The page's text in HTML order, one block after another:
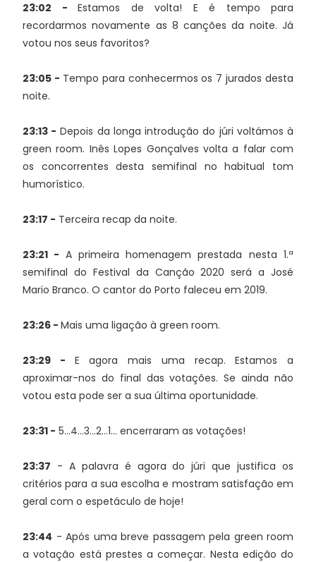
23:02 - Estamos de volta! E é tempo para
recordarmos novamente as 8 canções da noite. Já
votou nos seus favoritos?
23:05 - Tempo para conhecermos os 7 jurados desta
noite.
23:13 - Depois da longa introdução do júri voltámos à
green room. Inês Lopes Gonçalves volta a falar com
os concorrentes desta semifinal no habitual tom
humorístico.
23:17 - Terceira recap da noite.
23:21 - A primeira homenagem prestada nesta 1.ª
semifinal do Festival da Canção 2020 será a José
Mario Branco. O cantor do Porto faleceu em 2019.
23:26 - Mais uma ligação à green room.
23:29 - E agora mais uma recap. Estamos a
aproximar-nos do final das votações. Se ainda não
votou esta pode ser a sua última oportunidade.
23:31 - 5...4...3...2...1... encerraram as votações!
23:37 - A palavra é agora do júri que justifica os
critérios para a sua escolha e mostram satisfação em
geral com o espetáculo de hoje!
23:44 - Após uma breve passagem pela green room
a votação está prestes a começar. Nesta edição do